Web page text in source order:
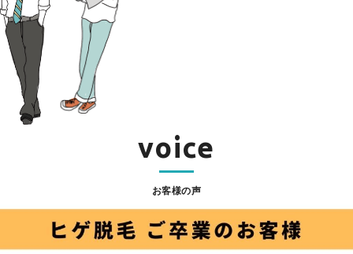
voice
お客様の声